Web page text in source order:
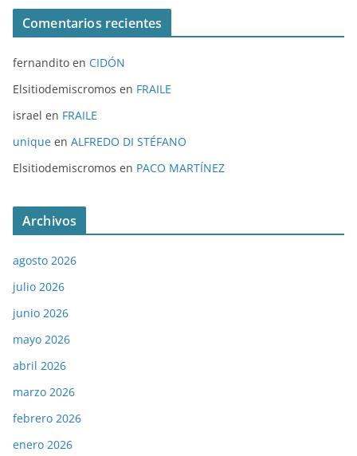
Comentarios recientes
fernandito en CIDÓN
Elsitiodemiscromos en FRAILE
israel en FRAILE
unique en ALFREDO DI STÉFANO
Elsitiodemiscromos en PACO MARTÍNEZ
Archivos
agosto 2026
julio 2026
junio 2026
mayo 2026
abril 2026
marzo 2026
febrero 2026
enero 2026